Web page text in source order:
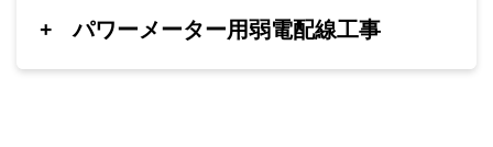
+ パワーメーター用弱電配線工事